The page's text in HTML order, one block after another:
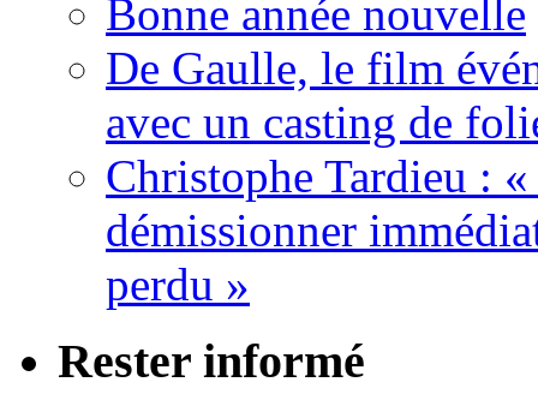
Bonne année nouvelle
De Gaulle, le film
avec un casting de
Christophe Tardieu : «
démissionner
perdu »
Rester informé